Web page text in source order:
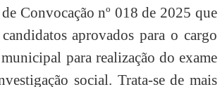
Convocação nº 018 de 2025 que
aprovados para o cargo
para realização do exame
social. Trata-se de mais